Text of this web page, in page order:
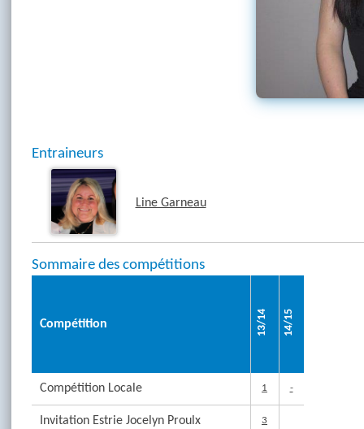
Entraineurs
Line Garneau
Sommaire des compétitions
Compétition 13/14 14/15
Compétition Locale 1 -
Invitation Estrie Jocelyn Proulx 3